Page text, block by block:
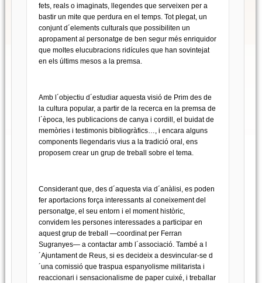
fets, reals o imaginats, llegendes que serveixen per a
bastir un mite que perdura en el temps. Tot plegat, un
conjunt d´elements culturals que possibiliten un
apropament al personatge de ben segur més enriquidor
que moltes elucubracions ridícules que han sovintejat
en els últims mesos a la premsa.
Amb l´objectiu d´estudiar aquesta visió de Prim des de
la cultura popular, a partir de la recerca en la premsa de
l´època, les publicacions de canya i cordill, el buidat de
memòries i testimonis bibliogràfics…, i encara alguns
components llegendaris vius a la tradició oral, ens
proposem crear un grup de treball sobre el tema.
Considerant que, des d´aquesta via d´anàlisi, es poden
fer aportacions força interessants al coneixement del
personatge, el seu entorn i el moment històric,
convidem les persones interessades a participar en
aquest grup de treball —coordinat per Ferran
Sugranyes— a contactar amb l´associació. També a l
´Ajuntament de Reus, si es decideix a desvincular-se d
´una comissió que traspua espanyolisme militarista i
reaccionari i sensacionalisme de paper cuixé, i treballar